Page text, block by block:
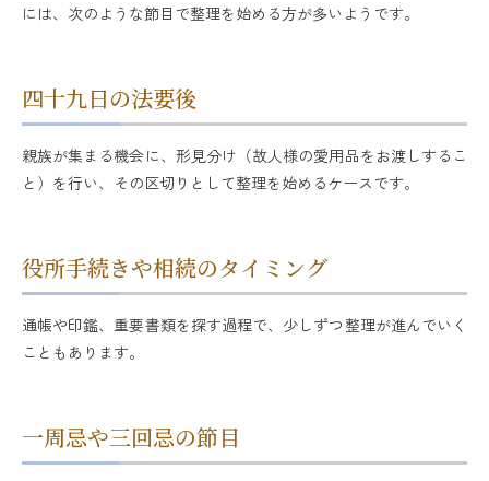
には、次のような節目で整理を始める方が多いようです。
四十九日の法要後
親族が集まる機会に、形見分け（故人様の愛用品をお渡しするこ
と）を行い、その区切りとして整理を始めるケースです。
役所手続きや相続のタイミング
通帳や印鑑、重要書類を探す過程で、少しずつ整理が進んでいく
こともあります。
一周忌や三回忌の節目